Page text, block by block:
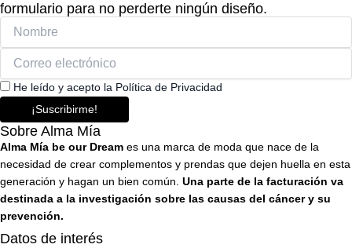
formulario para no perderte ningún diseño.
He leído y acepto la Política de Privacidad
¡Suscribirme!
Sobre Alma Mía
Alma Mía be our Dream es una marca de moda que nace de la
necesidad de crear complementos y prendas que dejen huella en esta
generación y hagan un bien común. Una parte de la facturación va
destinada a la investigación sobre las causas del cáncer y su
prevención.
Datos de interés